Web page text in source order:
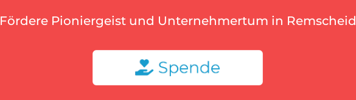
Fördere Pioniergeist und Unternehmertum in Remscheid